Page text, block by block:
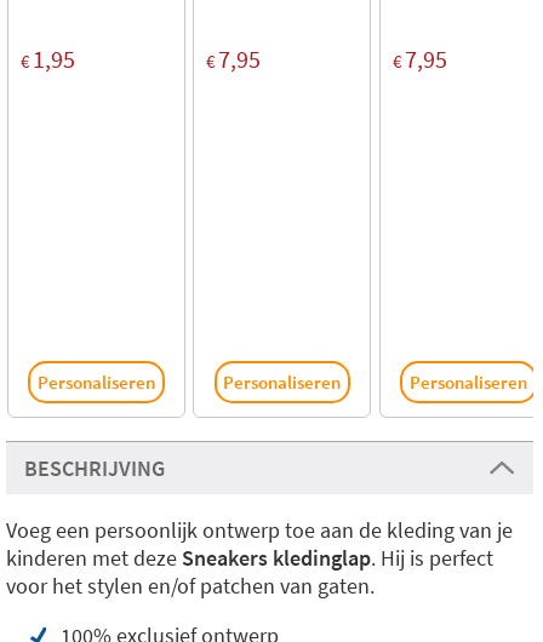
€1,95
Personaliseren
€7,95
Personaliseren
€7,95
Personaliseren
BESCHRIJVING
Voeg een persoonlijk ontwerp toe aan de kleding van je
kinderen met deze Sneakers kledinglap. Hij is perfect
voor het stylen en/of patchen van gaten.
100% exclusief ontwerp